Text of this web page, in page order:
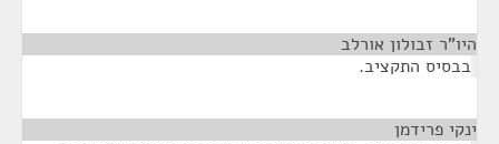
היו"ר זבולון אורלב
בבסיס התקציב.
ינקי פרידמן